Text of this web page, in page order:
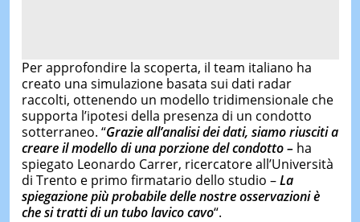
Per approfondire la scoperta, il team italiano ha
creato una simulazione basata sui dati radar
raccolti, ottenendo un modello tridimensionale che
supporta l’ipotesi della presenza di un condotto
sotterraneo. “Grazie all’analisi dei dati, siamo riusciti a
creare il modello di una porzione del condotto –ha
spiegato Leonardo Carrer, ricercatore all’Università
di Trento e primo firmatario dello studio –La
spiegazione più probabile delle nostre osservazioni è
che si tratti di un tubo lavico cavo“.